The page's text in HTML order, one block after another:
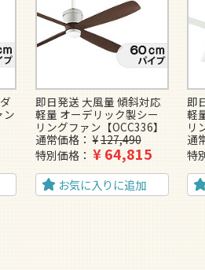
ン
即日発送 大風量 傾斜対応
軽量 オーデリック製シー
リングファン【OCC336】
通常価格
¥127,490
特別価格
¥ 64,815
お気に入りに追加
即
軽
リ
通
特